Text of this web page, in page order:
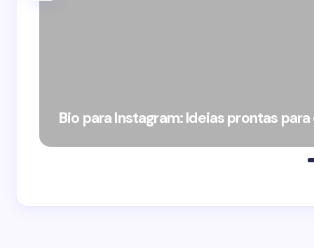
Bio para Instagram: Ideias prontas